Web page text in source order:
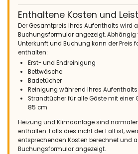
Enthaltene Kosten und
Der Gesamtpreis Ihres Aufenthalts wird
Buchungsformular angezeigt. Abhängig
Unterkunft und Buchung kann der Preis
enthalten:
Erst- und Endreinigung
Bettwäsche
Badetücher
Reinigung während Ihres Aufenthalts
Strandtücher für alle Gäste mit einer
85 cm
Heizung und Klimaanlage sind
enthalten. Falls dies nicht der Fall ist,
entsprechenden Kosten berechnet und
Buchungsformular angezeigt.